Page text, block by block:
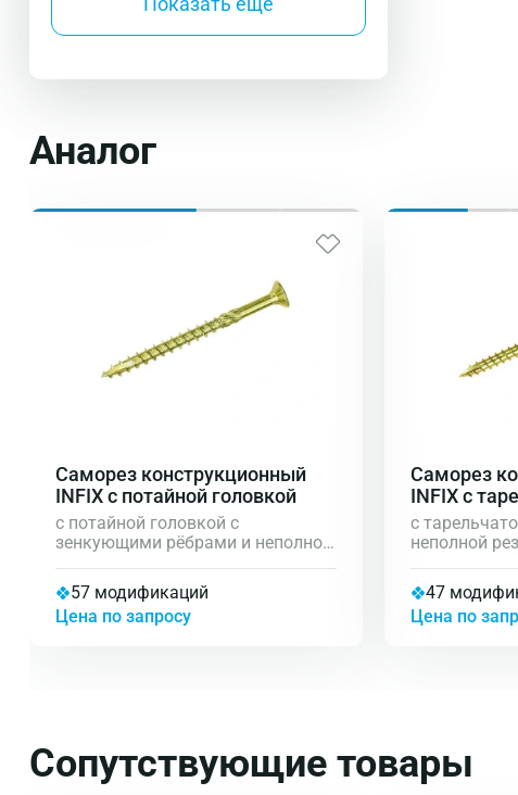
Аналог
Саморез конструкционный
INFIX с потайной головкой
c потайной головкой с
зенкующими рёбрами и неполной
отверстия, шлиц TORX,
предназначен для сборки
деревянных конструкций
57 модификаций
Цена по запросу
Саморез
INFIX с
c
неполной
TORX,
деревянных
47
Цена по
Сопутствующие товары